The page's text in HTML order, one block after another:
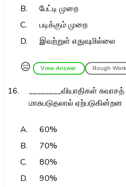
B.
பேட்டி முறை
C.
படிக்கும் முறை
D.
இவற்றுள் எதுவுமில்லை
😑 View Answer Rough Work
16.
________வியாதிகள்
மாசுபடுதலால் ஏற்படுகின்றன
A.
60%
B.
70%
C.
80%
D.
90%